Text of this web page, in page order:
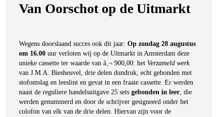
on
Van Oorschot op de Uitmarkt
Wegens doorslaand succes ook dit jaar:Op zondag 28 augustus
om 16.00uur verloten wij op de Uitmarkt in Amsterdam deze
unieke cassette ter waarde van â‚¬ 900,00: het Verzameld werk
van J.M.A. Biesheuvel, drie delen dundruk, echt gebonden met
stofomslag en leeslint en gevat in een fraaie cassette. Er werden
naast de reguliere handelsuitgave 25 setsgebonden in leer, die
werden genummerd en door de schrijver gesigneerd onder het
colofon van elk van de drie delen. Hiervan zijn voor de